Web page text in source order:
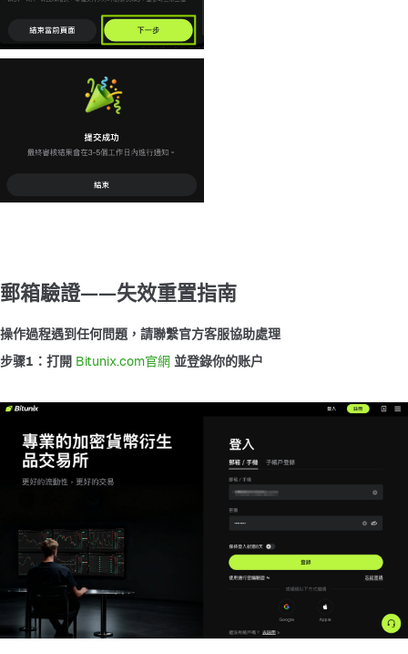
郵箱驗證——失效重置指南
操作過程遇到任何問題，請聯繫官方客服協助處理
步骤1：打開 Bitunix.com官網 並登錄你的账户